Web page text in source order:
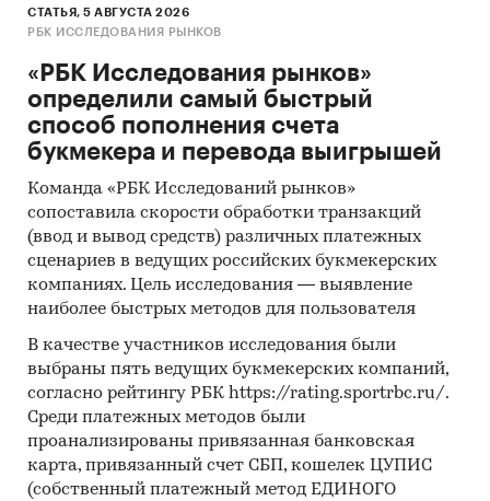
Россия
СТАТЬЯ, 5 АВГУСТА 2026
РБК ИССЛЕДОВАНИЯ РЫНКОВ
«РБК Исследования рынков»
определили самый быстрый
способ пополнения счета
букмекера и перевода выигрышей
Команда «РБК Исследований рынков»
сопоставила скорости обработки транзакций
(ввод и вывод средств) различных платежных
сценариев в ведущих российских букмекерских
компаниях. Цель исследования — выявление
наиболее быстрых методов для пользователя
В качестве участников исследования были
выбраны пять ведущих букмекерских компаний,
согласно рейтингу РБК https://rating.sportrbc.ru/.
Среди платежных методов были
проанализированы привязанная банковская
карта, привязанный счет СБП, кошелек ЦУПИС
(собственный платежный метод ЕДИНОГО